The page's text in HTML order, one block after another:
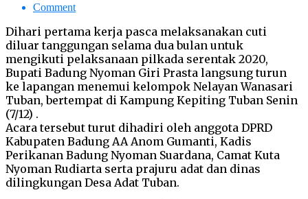
Comment
Dihari pertama kerja pasca melaksanakan cuti
diluar tanggungan selama dua bulan untuk
mengikuti pelaksanaan pilkada serentak 2020,
Bupati Badung Nyoman Giri Prasta langsung turun
ke lapangan menemui kelompok Nelayan Wanasari
Tuban, bertempat di Kampung Kepiting Tuban Senin
(7/12) .
Acara tersebut turut dihadiri oleh anggota DPRD
Kabupaten Badung AA Anom Gumanti, Kadis
Perikanan Badung Nyoman Suardana, Camat Kuta
Nyoman Rudiarta serta prajuru adat dan dinas
dilingkungan Desa Adat Tuban.